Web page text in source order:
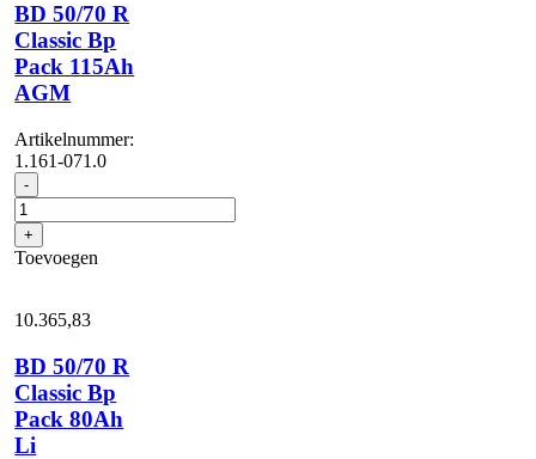
BD 50/70 R
Classic Bp
Pack 115Ah
AGM
Artikelnummer:
1.161-071.0
- BD
50/70
R
Classic
Bp
115Ah
AGM
+
Toevoegen
10.365,83
BD 50/70 R
Classic Bp
Pack 80Ah
Li